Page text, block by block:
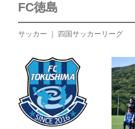
FC徳島
サッカー ｜ 四国サッカーリーグ